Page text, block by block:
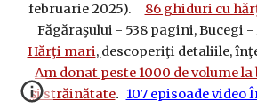
februarie 2025). 86 ghiduri cu
Făgăraşului - 538 pagini, Bucegi
Hărţi mari, descoperiţi detaliile,
Am donat peste 1000 de volume
și străinătate. 107 episoade video